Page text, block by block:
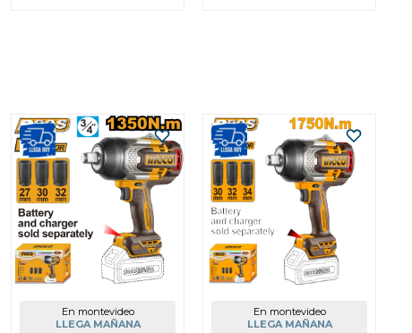
En montevideo
LLEGA MAÑANA
En montevideo
LLEGA MAÑANA